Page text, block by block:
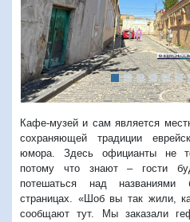
Предыдущий
Кафе-музей и сам является
сохраняющей традиции
юмора. Здесь официанты не
потому что знают – гости
потешаться над
страницах. «Шоб вы так жили,
сообщают тут. Мы заказали